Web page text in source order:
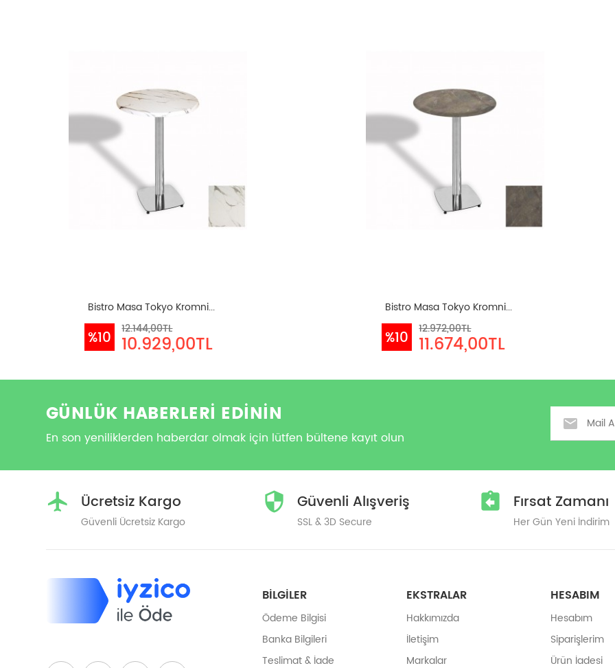
Bistro Masa Tokyo Kromni...
%10 12.144,00TL
10.929,00TL
Bistro Masa Tokyo Kromni...
%10 12.972,00TL
11.674,00TL
GÜNLÜK HABERLERİ EDİNİN
En son yeniliklerden haberdar olmak için lütfen bültene kayıt olun
Ücretsiz Kargo
Güvenli Ücretsiz Kargo
Güvenli Alışveriş
SSL & 3D Secure
Fırsat Zamanı
Her Gün Yeni İndirim
BILGILER
Ödeme Bilgisi
Banka Bilgileri
Teslimat & İade
EKSTRALAR
Hakkımızda
İletişim
Markalar
HESABIM
Hesabım
Siparişlerim
Ürün İadesi